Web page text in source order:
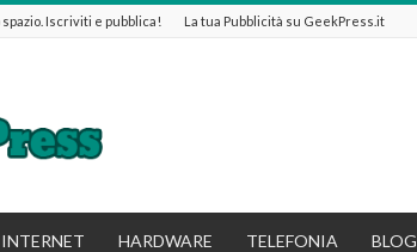
Iscriviti e pubblica! La tua Pubblicità su GeekPress.it
INTERNET HARDWARE TELEFONIA BLOG